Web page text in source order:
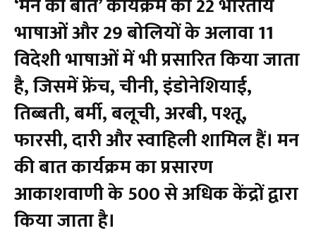
भाषाओं और 29 बोलियों के अलावा 11
विदेशी भाषाओं में भी प्रसारित किया जाता
है, जिसमें फ्रेंच, चीनी, इंडोनेशियाई,
तिब्बती, बर्मी, बलूची, अरबी, पश्तू,
फारसी, दारी और स्वाहिली शामिल हैं। मन
की बात कार्यक्रम का प्रसारण
आकाशवाणी के 500 से अधिक केंद्रों द्वारा
किया जाता है।